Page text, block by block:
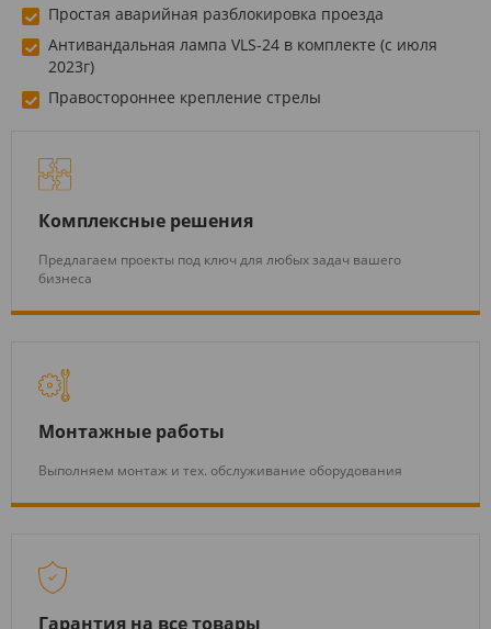
Простая аварийная разблокировка проезда
Антивандальная лампа VLS-24 в комплекте (с июля
2023г)
Правостороннее крепление стрелы
Комплексные решения
Предлагаем проекты под ключ для любых задач вашего
бизнеса
Монтажные работы
Выполняем монтаж и тех. обслуживание оборудования
Гарантия на все товары